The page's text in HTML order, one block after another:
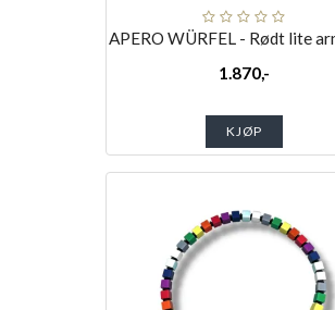
APERO WÜRFEL - Rødt lite
1.870,-
KJØP